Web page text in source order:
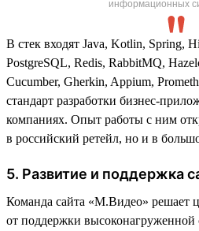
информационных
В стек входят Java, Kotlin, Spring,
PostgreSQL, Redis, RabbitMQ,
Cucumber, Gherkin, Appium,
стандарт разработки бизнес-
компаниях. Опыт работы с ним
в российский ретейл, но и в
5. Развитие и поддержка
Команда сайта «М.Видео» решает
от поддержки высоконагруженной